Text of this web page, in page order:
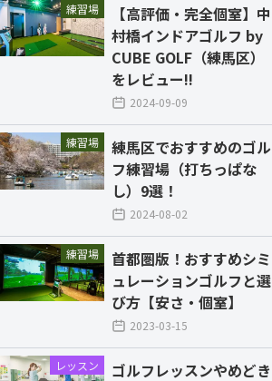
練習場
【高評価・完全個室】中
村橋インドアゴルフ by
CUBE GOLF（練馬区）
をレビュー!!
2024-09-09
練習場
練馬区でおすすめのゴル
フ練習場（打ちっぱな
し）9選！
2024-08-02
練習場
首都圏版！おすすめシミ
ュレーションゴルフと選
び方【安さ・個室】
2023-03-15
レッスン
ゴルフレッスンやめどき